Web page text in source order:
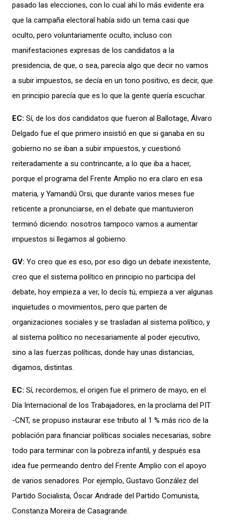
pasado las elecciones, con lo cual ahí lo más evidente era
que la campaña electoral había sido un tema casi que
oculto, pero voluntariamente oculto, incluso con
manifestaciones expresas de los candidatos a la
presidencia, de que, o sea, parecía algo que decir no vamos
a subir impuestos, se decía en un tono positivo, es decir, que
en principio parecía que es lo que la gente quería escuchar.
EC: Sí, de los dos candidatos que fueron al Ballotage, Álvaro
Delgado fue el que primero insistió en que si ganaba en su
gobierno no se iban a subir impuestos, y cuestionó
reiteradamente a su contrincante, a lo que iba a hacer,
porque el programa del Frente Amplio no era claro en esa
materia, y Yamandú Orsi, que durante varios meses fue
reticente a pronunciarse, en el debate que mantuvieron
terminó diciendo: nosotros tampoco vamos a aumentar
impuestos si llegamos al gobierno.
GV: Yo creo que es eso, por eso digo un debate inexistente,
creo que el sistema político en principio no participa del
debate, hoy empieza a ver, lo decís tú, empieza a ver algunas
inquietudes o movimientos, pero que parten de
organizaciones sociales y se trasladan al sistema político, y
al sistema político no necesariamente al poder ejecutivo,
sino a las fuerzas políticas, donde hay unas distancias,
digamos, distintas.
EC: Sí, recordemos, el origen fue el primero de mayo, en el
Día Internacional de los Trabajadores, en la proclama del PIT
-CNT, se propuso instaurar ese tributo al 1 % más rico de la
población para financiar políticas sociales necesarias, sobre
todo para terminar con la pobreza infantil, y después esa
idea fue permeando dentro del Frente Amplio con el apoyo
de varios senadores. Por ejemplo, Gustavo González del
Partido Socialista, Óscar Andrade del Partido Comunista,
Constanza Moreira de Casagrande.